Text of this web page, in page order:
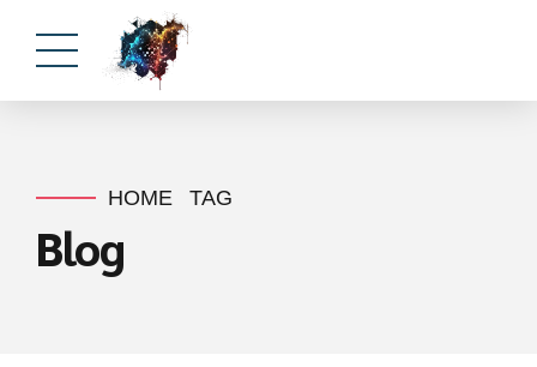
HOME TAG
Blog